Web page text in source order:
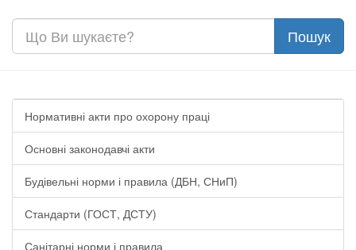
Нормативні акти про охорону праці
Основні законодавчі акти
Будівельні норми і правила (ДБН, СНиП)
Стандарти (ГОСТ, ДСТУ)
Санітарні норми і правила